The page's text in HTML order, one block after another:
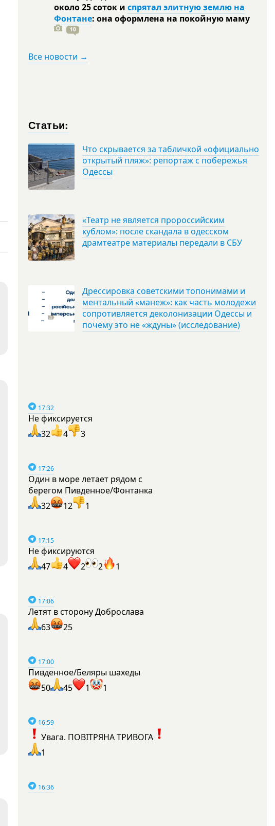
около 25 соток и спрятал элитную землю на
Фонтане: она оформлена на покойную маму
10
Все новости →
Статьи:
Что скрывается за табличкой «официально
открытый пляж»: репортаж с побережья
Одессы
«Театр не является пророссийским
кублом»: после скандала в одесском
драмтеатре материалы передали в СБУ
Дрессировка советскими топонимами и
ментальный «манеж»: как часть молодежи
сопротивляется деколонизации Одессы и
почему это не «ждуны» (исследование)
17:32
Не фиксируется
32
4 3
17:26
Один в море летает рядом с
берегом Пивденное/Фонтанка
32
12 1
17:15
Не фиксируются
47
4 2 2 1
17:06
Летят в сторону Доброслава
63
25
17:00
Пивденное/Беляры шахеды
50
45 1 1
16:59
Увага. ПОВІТРЯНА ТРИВОГА
1
16:36